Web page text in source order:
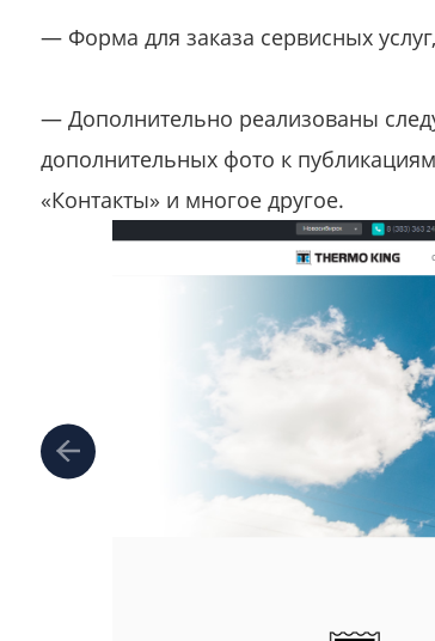
— Форма для заказа сервисных
— Дополнительно реализованы
дополнительных фото к
«Контакты» и многое другое.